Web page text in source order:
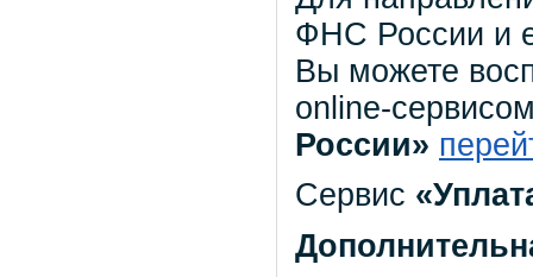
ФНС России и
Вы можете
online-
России»
Сервис